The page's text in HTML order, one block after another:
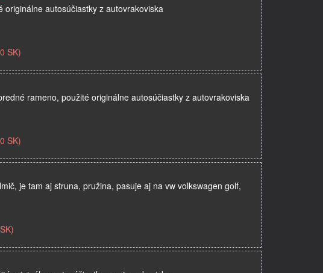
autosúčiastky z autovrakoviska
SK)
rameno, použité originálne autosúčiastky z autovrakoviska
SK)
je tam aj struna, pružina, pasuje aj na vw volkswagen golf,